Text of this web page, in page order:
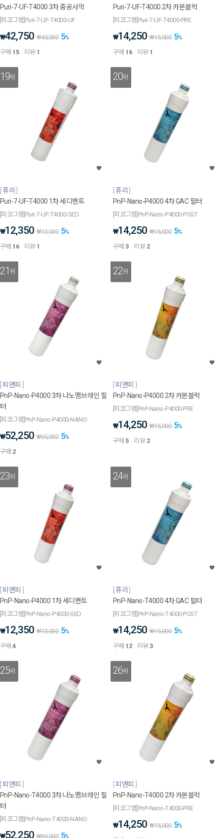
Puri-7-UF-T4000 3차 중공사막
[피코그램]Puri-7-UF-T4000-UF
₩42,750 ₩45,000 5%
구매 15 리뷰 1
Puri-7-UF-T4000 2차 카본블럭
[피코그램]Puri-7-UF-T4000-PRE
₩14,250 ₩15,000 5%
구매 16 리뷰 1
19위
퓨리
Puri-7-UF-T4000 1차 세디멘트
[피코그램]Puri-7-UF-T4000-SED
₩12,350 ₩13,000 5%
구매 16 리뷰 1
20위
퓨리
PnP-Nano-P4000 4차 GAC 필터
[피코그램]PnP-Nano-P4000-POST
₩14,250 ₩15,000 5%
구매3 리뷰 2
21위
피앤피
PnP-Nano-P4000 3차 나노멤브레인 필
터
[피코그램]PnP-Nano-P4000-NANO
₩52,250 ₩55,000 5%
구매 2
22위
피앤피
PnP-Nano-P4000 2차 카본블럭
[피코그램]PnP-Nano-P4000-PRE
₩14,250 ₩15,000 5%
구매5 리뷰 2
23위
피앤피
PnP-Nano-P4000 1차 세디멘트
[피코그램]PnP-Nano-P4000-SED
₩12,350 ₩13,000 5%
구매4
24위
퓨리
PnP-Nano-T4000 4차 GAC 필터
[피코그램]PnP-Nano-T4000-POST
₩14,250 ₩15,000 5%
구매 12 리뷰3
25위
피앤피
PnP-Nano-T4000 3차 나노멤브레인 필
터
[피코그램]PnP-Nano-T4000-NANO
₩52,250 ₩55,000 5%
26위
피앤피
PnP-Nano-T4000 2차 카본블럭
[피코그램]PnP-Nano-T4000-PRE
₩14,250 ₩15,000 5%